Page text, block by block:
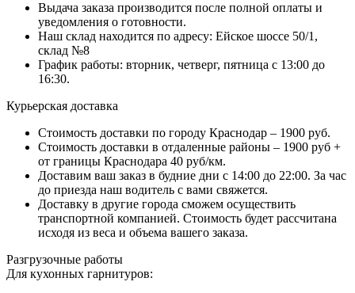
Выдача заказа производится после полной оплаты и
уведомления о готовности.
Наш склад находится по адресу: Ейское шоссе 50/1,
склад №8
График работы: вторник, четверг, пятница с 13:00 до
16:30.
Курьерская доставка
Стоимость доставки по городу Краснодар – 1900 руб.
Стоимость доставки в отдаленные районы – 1900 руб +
от границы Краснодара 40 руб/км.
Доставим ваш заказ в будние дни с 14:00 до 22:00. За час
до приезда наш водитель с вами свяжется.
Доставку в другие города сможем осуществить
транспортной компанией. Стоимость будет рассчитана
исходя из веса и объема вашего заказа.
Разгрузочные работы
Для кухонных гарнитуров: